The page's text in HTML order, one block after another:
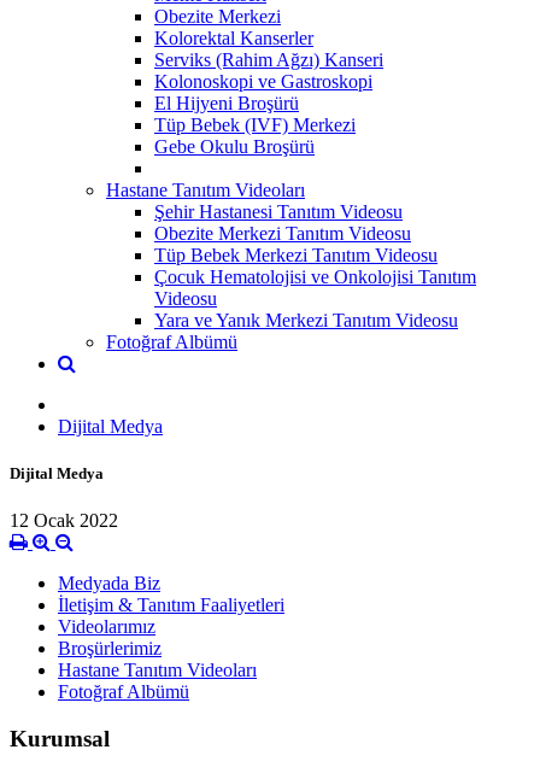
Obezite Merkezi
Kolorektal Kanserler
Serviks (Rahim Ağzı) Kanseri
Kolonoskopi ve Gastroskopi
El Hijyeni Broşürü
Tüp Bebek (IVF) Merkezi
Gebe Okulu Broşürü
Hastane Tanıtım Videoları
Şehir Hastanesi Tanıtım Videosu
Obezite Merkezi Tanıtım Videosu
Tüp Bebek Merkezi Tanıtım Videosu
Çocuk Hematolojisi ve Onkolojisi Tanıtım
Videosu
Yara ve Yanık Merkezi Tanıtım Videosu
Fotoğraf Albümü
Dijital Medya
Dijital Medya
12 Ocak 2022
Medyada Biz
İletişim & Tanıtım Faaliyetleri
Videolarımız
Broşürlerimiz
Hastane Tanıtım Videoları
Fotoğraf Albümü
Kurumsal